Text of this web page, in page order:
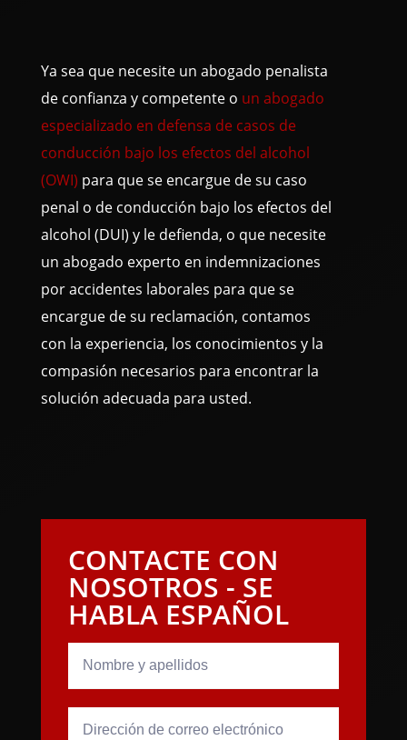
Ya sea que necesite un abogado penalista
de confianza y competente o un abogado
especializado en defensa de casos de
conducción bajo los efectos del alcohol
(OWI) para que se encargue de su caso
penal o de conducción bajo los efectos del
alcohol (DUI) y le defienda, o que necesite
un abogado experto en indemnizaciones
por accidentes laborales para que se
encargue de su reclamación, contamos
con la experiencia, los conocimientos y la
compasión necesarios para encontrar la
solución adecuada para usted.
CONTACTE CON
NOSOTROS - SE
HABLA ESPAÑOL